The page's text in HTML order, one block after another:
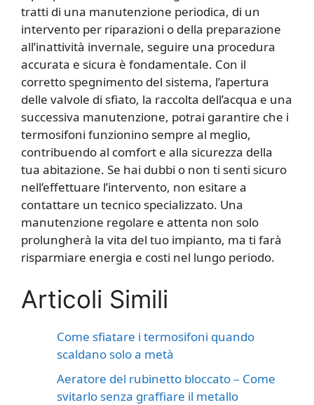
tratti di una manutenzione periodica, di un
intervento per riparazioni o della preparazione
all’inattività invernale, seguire una procedura
accurata e sicura è fondamentale. Con il
corretto spegnimento del sistema, l’apertura
delle valvole di sfiato, la raccolta dell’acqua e una
successiva manutenzione, potrai garantire che i
termosifoni funzionino sempre al meglio,
contribuendo al comfort e alla sicurezza della
tua abitazione. Se hai dubbi o non ti senti sicuro
nell’effettuare l’intervento, non esitare a
contattare un tecnico specializzato. Una
manutenzione regolare e attenta non solo
prolungherà la vita del tuo impianto, ma ti farà
risparmiare energia e costi nel lungo periodo.
Articoli Simili
Come sfiatare i termosifoni quando
scaldano solo a metà
Aeratore del rubinetto bloccato – Come
svitarlo senza graffiare il metallo